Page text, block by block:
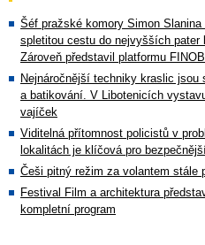
Šéf pražské komory Simon Slanina
spletitou cestu do nejvyšších pater
Zároveň představil platformu
Nejnáročnější techniky kraslic jsou
a batikování. V Libotenicích
vajíček
Viditelná přítomnost policistů v
lokalitách je klíčová pro
Češi pitný režim za volantem stále
Festival Film a architektura
kompletní program